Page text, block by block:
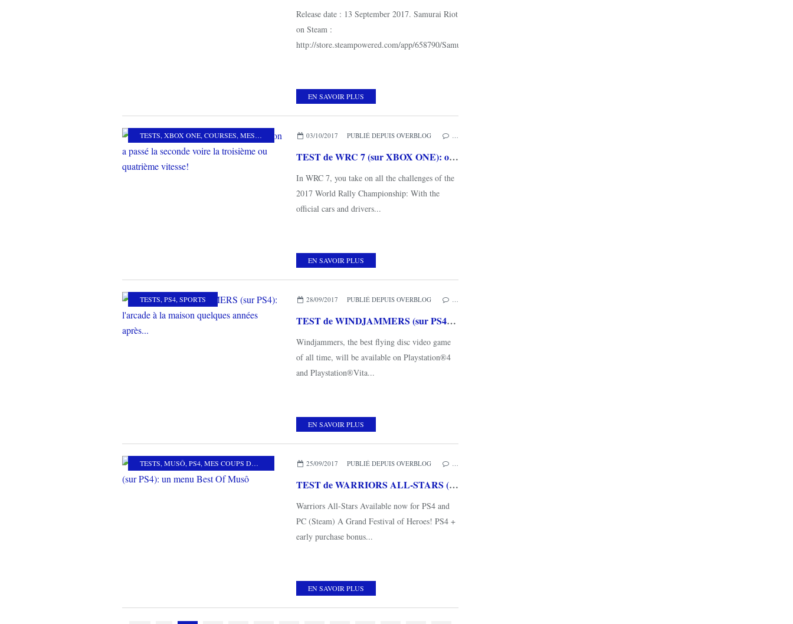
Release date : 13 September 2017. Samurai Riot
on Steam :
http://store.steampowered.com/app/658790/Samurai_Riot/...
EN SAVOIR PLUS
TESTS, XBOX ONE, COURSES, MES COUPS DE COEUR 03/10/2017 PUBLIÉ DEPUIS OVERBLOG
TEST de WRC 7 (sur XBOX ONE): on a passé la seconde voire la troisième ou quatrième vitesse!
In WRC 7, you take on all the challenges of the
2017 World Rally Championship: With the
official cars and drivers...
EN SAVOIR PLUS
TESTS, PS4, SPORTS 28/09/2017 PUBLIÉ DEPUIS OVERBLOG
TEST de WINDJAMMERS (sur PS4): l'arcade à la maison quelques années après...
Windjammers, the best flying disc video game
of all time, will be available on Playstation®4
and Playstation®Vita...
EN SAVOIR PLUS
TESTS, MUSÔ, PS4, MES COUPS DE COEUR 25/09/2017 PUBLIÉ DEPUIS OVERBLOG
TEST de WARRIORS ALL-STARS (sur PS4): un menu Best Of Musô
Warriors All-Stars Available now for PS4 and
PC (Steam) A Grand Festival of Heroes! PS4 +
early purchase bonus...
EN SAVOIR PLUS